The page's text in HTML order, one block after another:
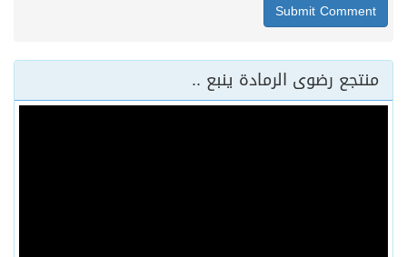
منتجع رضوى الرمادة ينبع ..